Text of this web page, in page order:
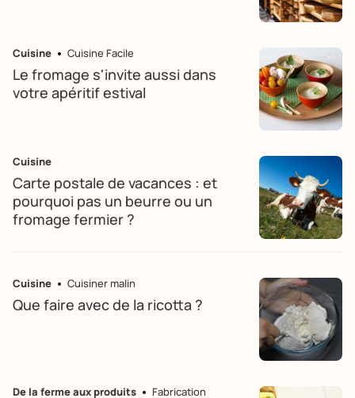
Cuisine Cuisine Facile
Le fromage s'invite aussi dans
votre apéritif estival
Cuisine
Carte postale de vacances : et
pourquoi pas un beurre ou un
fromage fermier ?
Cuisine Cuisiner malin
Que faire avec de la ricotta ?
De la ferme aux produits Fabrication